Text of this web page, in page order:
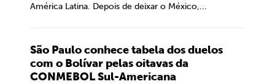
América Latina. Depois de deixar o México,...
São Paulo conhece tabela dos duelos
com o Bolívar pelas oitavas da
CONMEBOL Sul-Americana